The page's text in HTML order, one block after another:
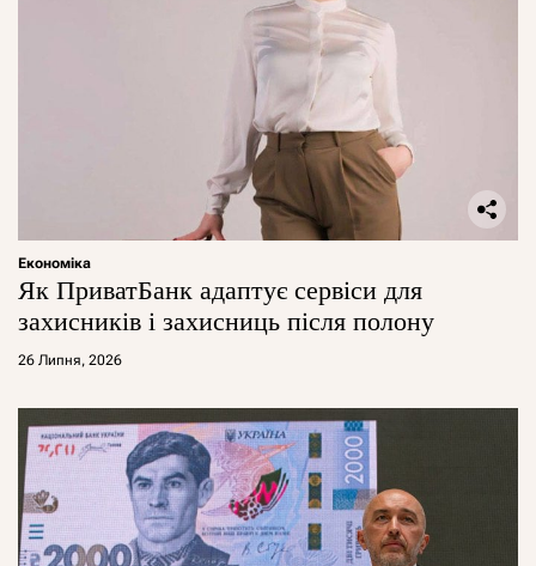
Економіка
Як ПриватБанк адаптує сервіси для
захисників і захисниць після полону
26 Липня, 2026